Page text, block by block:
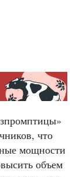
что
мощности
объем